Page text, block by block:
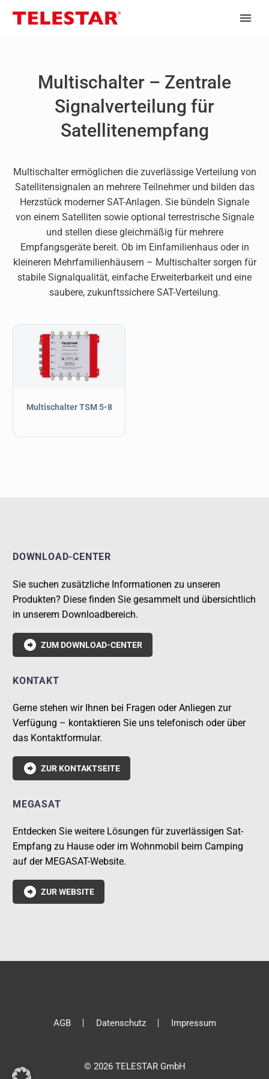
Multischalter – Zentrale
Signalverteilung für
Satellitenempfang
Multischalter ermöglichen die zuverlässige Verteilung von
Satellitensignalen an mehrere Teilnehmer und bilden das
Herzstück moderner SAT-Anlagen. Sie bündeln Signale
von einem Satelliten sowie optional terrestrische Signale
und stellen diese gleichmäßig für mehrere
Empfangsgeräte bereit. Ob im Einfamilienhaus oder in
kleineren Mehrfamilienhäusern – Multischalter sorgen für
stabile Signalqualität, einfache Erweiterbarkeit und eine
saubere, zukunftssichere SAT-Verteilung.
Multischalter TSM 5-8
DOWNLOAD-CENTER
Sie suchen zusätzliche Informationen zu unseren
Produkten? Diese finden Sie gesammelt und übersichtlich
in unserem Downloadbereich.
 ZUM DOWNLOAD-CENTER
KONTAKT
Gerne stehen wir Ihnen bei Fragen oder Anliegen zur
Verfügung – kontaktieren Sie uns telefonisch oder über
das Kontaktformular.
 ZUR KONTAKTSEITE
MEGASAT
Entdecken Sie weitere Lösungen für zuverlässigen Sat-
Empfang zu Hause oder im Wohnmobil beim Camping
auf der MEGASAT-Website.
 ZUR WEBSITE
AGB Datenschutz Impressum
© 2026 TELESTAR GmbH